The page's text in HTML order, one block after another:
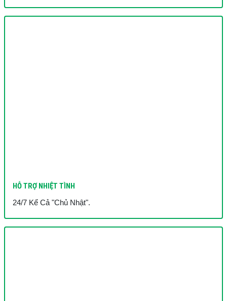
HỖ TRỢ NHIỆT TÌNH
24/7 Kể Cả "Chủ Nhật".